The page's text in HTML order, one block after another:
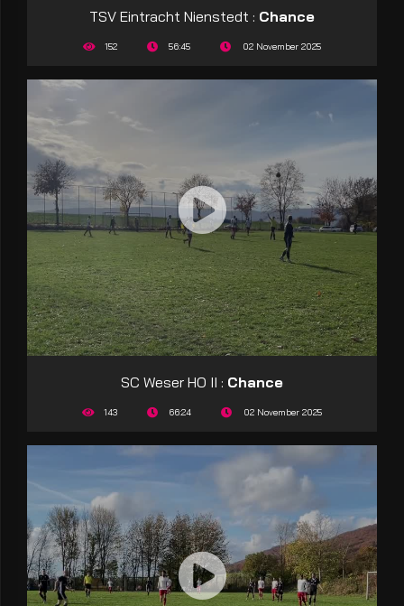
TSV Eintracht Nienstedt : Chance
152 56:45 02 November 2025
SC Weser HO II : Chance
143 66:24 02 November 2025